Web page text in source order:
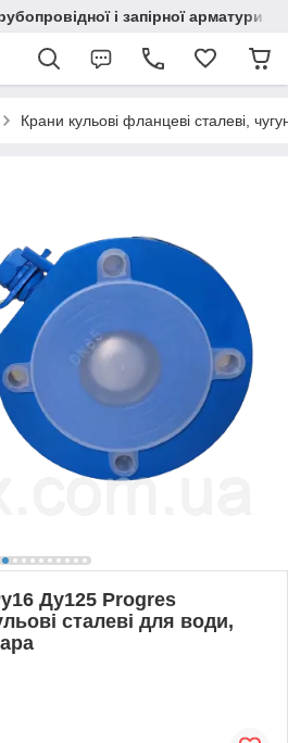
і запірної арматури
Крани кульові фланцеві сталеві,
Ду125 Progres
сталеві для води,